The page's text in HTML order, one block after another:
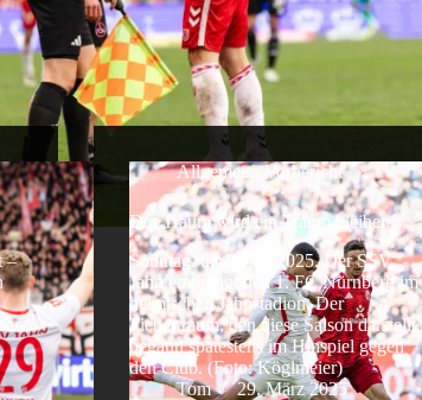
–
Allgemein,Vorbericht
Der Traum wird ein Traum bleiben
Sonntag, der 30.03.2025. Der SSV
Jahn empfängt den 1. FC Nürnberg im
heimischen Jahnstadion. Der
Fiebertraum, den diese Saison darstellt,
begann spätestens im Hinspiel gegen
den Club. (Foto: Köglmeier)
Tom
29. März 2025